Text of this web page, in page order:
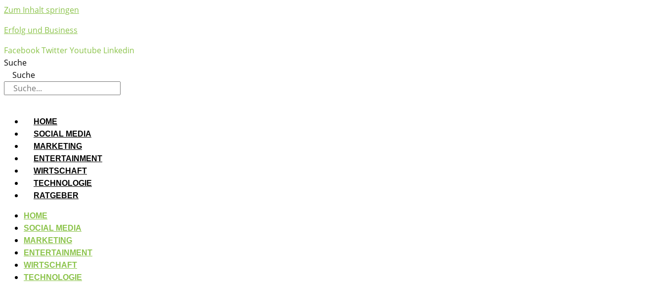
Zum Inhalt springen
Erfolg und Business
FacebookTwitterYoutube Linkedin
Suche
Suche
HOME
SOCIAL MEDIA
MARKETING
ENTERTAINMENT
WIRTSCHAFT
TECHNOLOGIE
RATGEBER
HOME
SOCIAL MEDIA
MARKETING
ENTERTAINMENT
WIRTSCHAFT
TECHNOLOGIE